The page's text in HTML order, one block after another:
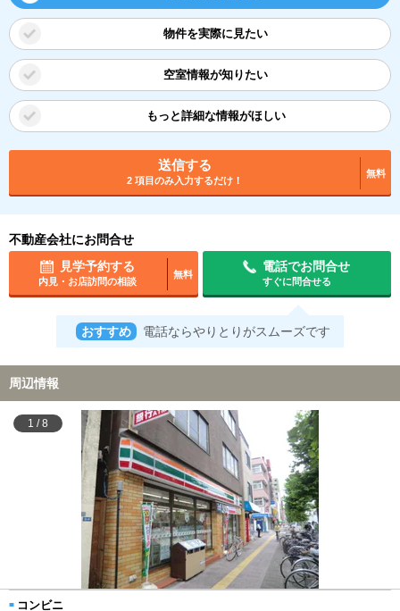
物件を実際に見たい
空室情報が知りたい
もっと詳細な情報がほしい
送信する
2 項目のみ入力するだけ！
無料
不動産会社にお問合せ
見学予約する
内見・お店訪問の相談
無料
電話でお問合せ
すぐに問合せる
おすすめ 電話ならやりとりがスムーズです
周辺情報
1 /8
コンビニ